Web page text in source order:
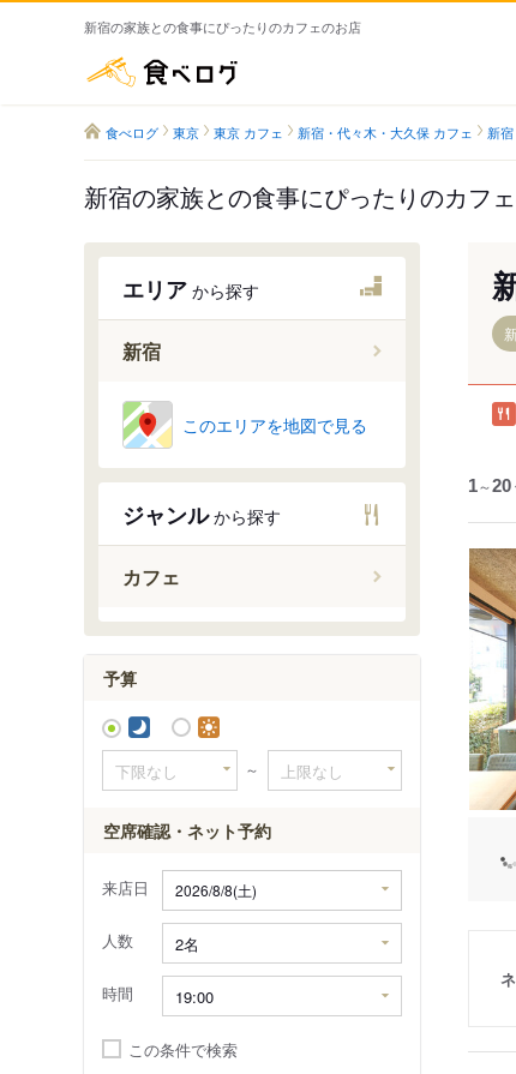
新宿の家族との食事にぴったりのカフェのお店
食べログ 東京 東京 カフェ 新宿・代々木・大久保 カフェ 新
新宿の家族との食事にぴったりのカフ
エリア から探す
新宿
新宿駅
西新
新宿
東新
都庁
西新
西武
このエリアを地図で見る
ジャンルから探す
カフェ
予算
～
空席確認・ネット予約
来店日
人数
時間
この条件で検索
1～20